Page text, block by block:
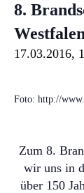
Über uns
Kontakt
Externe
8.
Westfalen
17.03.2016,
Foto: http://
Zum 8.
wir uns in
über 150